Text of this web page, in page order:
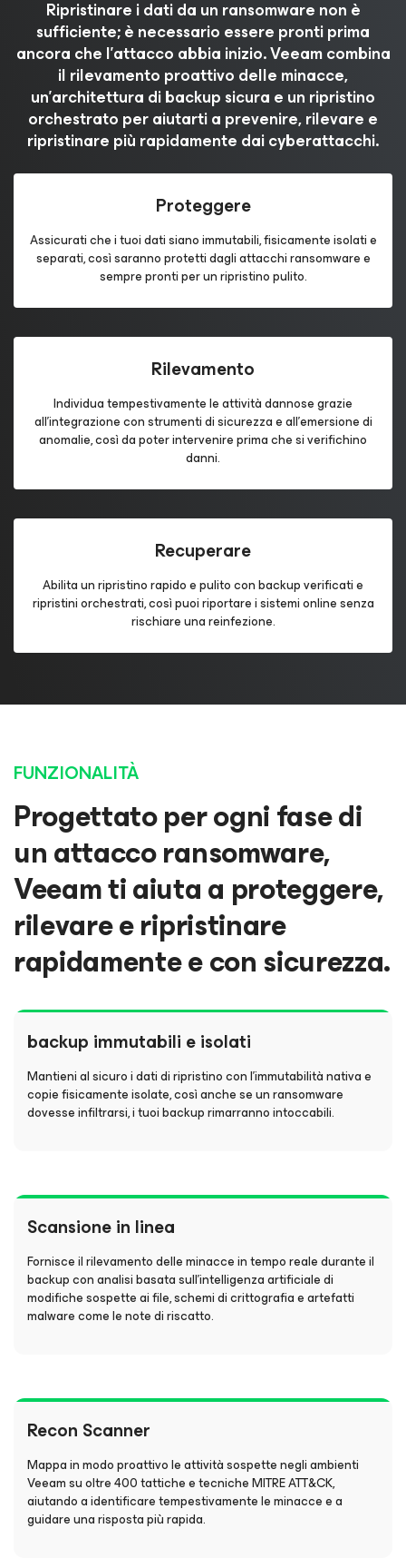
Ripristinare i dati da un ransomware non è
sufficiente; è necessario essere pronti prima
ancora che l'attacco abbia inizio. Veeam combina
il rilevamento proattivo delle minacce,
un'architettura di backup sicura e un ripristino
orchestrato per aiutarti a prevenire, rilevare e
ripristinare più rapidamente dai cyberattacchi.
Proteggere
Assicurati che i tuoi dati siano immutabili, fisicamente isolati e
separati, così saranno protetti dagli attacchi ransomware e
sempre pronti per un ripristino pulito.
Rilevamento
Individua tempestivamente le attività dannose grazie
all’integrazione con strumenti di sicurezza e all’emersione di
anomalie, così da poter intervenire prima che si verifichino
danni.
Recuperare
Abilita un ripristino rapido e pulito con backup verificati e
ripristini orchestrati, così puoi riportare i sistemi online senza
rischiare una reinfezione.
FUNZIONALITÀ
Progettato per ogni fase di
un attacco ransomware,
Veeam ti aiuta a proteggere,
rilevare e ripristinare
rapidamente e con sicurezza.
backup immutabili e isolati
Mantieni al sicuro i dati di ripristino con l'immutabilità nativa e
copie fisicamente isolate, così anche se un ransomware
dovesse infiltrarsi, i tuoi backup rimarranno intoccabili.
Scansione in linea
Fornisce il rilevamento delle minacce in tempo reale durante il
backup con analisi basata sull'intelligenza artificiale di
modifiche sospette ai file, schemi di crittografia e artefatti
malware come le note di riscatto.
Recon Scanner
Mappa in modo proattivo le attività sospette negli ambienti
Veeam su oltre 400 tattiche e tecniche MITRE ATT&CK,
aiutando a identificare tempestivamente le minacce e a
guidare una risposta più rapida.